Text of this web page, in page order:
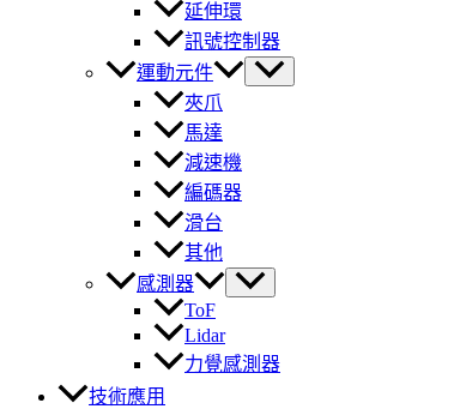
延伸環
訊號控制器
運動元件
夾爪
馬達
減速機
編碼器
滑台
其他
感測器
ToF
Lidar
力覺感測器
技術應用